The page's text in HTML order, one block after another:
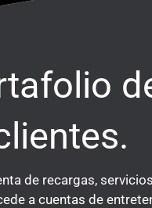
de recargas,
a cuentas de